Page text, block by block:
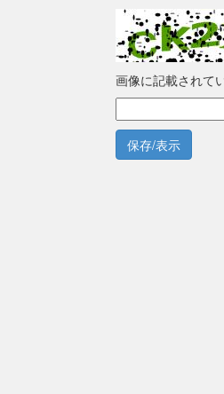
画像に記載されて
保存/表示